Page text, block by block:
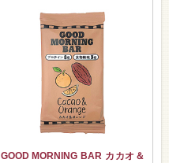
GOOD MORNING BAR カカオ＆